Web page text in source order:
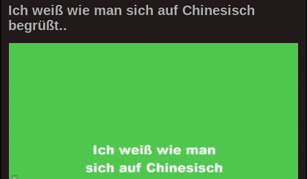
Ich weiß wie man sich auf Chinesisch
begrüßt..